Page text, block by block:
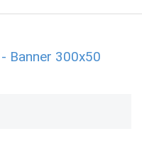
Banner 300x50